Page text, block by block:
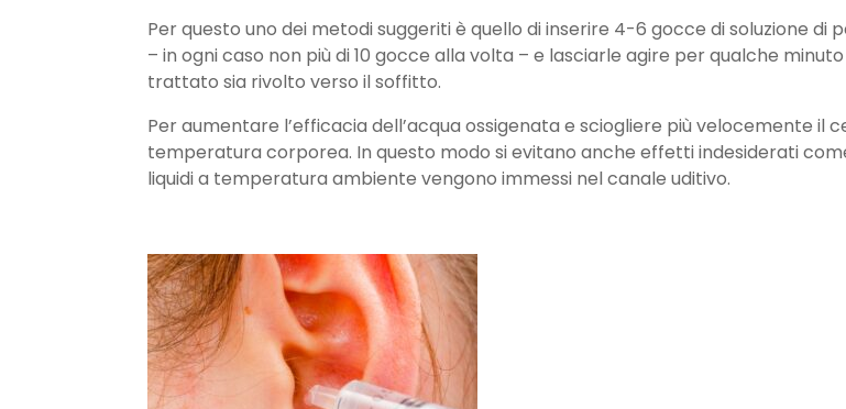
Per questo uno dei metodi suggeriti è quello di inserire 4-6 gocce di soluzione
– in ogni caso non più di 10 gocce alla volta – e lasciarle agire per qualche
trattato sia rivolto verso il soffitto.
Per aumentare l’efficacia dell’acqua ossigenata e sciogliere più velocemente il
temperatura corporea. In questo modo si evitano anche effetti indesiderati
liquidi a temperatura ambiente vengono immessi nel canale uditivo.